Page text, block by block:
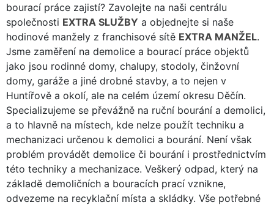
bourací práce zajistí? Zavolejte na naši centrálu
společnosti EXTRA SLUŽBY a objednejte si naše
hodinové manžely z franchisové sítě EXTRA MANŽEL.
Jsme zaměření na demolice a bourací práce objektů
jako jsou rodinné domy, chalupy, stodoly, činžovní
domy, garáže a jiné drobné stavby, a to nejen v
Huntířově a okolí, ale na celém území okresu Děčín.
Specializujeme se převážně na ruční bourání a demolici,
a to hlavně na místech, kde nelze použít techniku a
mechanizaci určenou k demolici a bourání. Není však
problém provádět demolice či bourání i prostřednictvím
této techniky a mechanizace. Veškerý odpad, který na
základě demoličních a bouracích prací vznikne,
odvezeme na recyklační místa a skládky. Vše potřebné